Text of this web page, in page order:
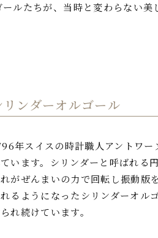
ルたちが、当時と変わらない美
リンダーオルゴール
年スイスの時計職人アントワ
います。シリンダーと呼ばれる
がぜんまいの力で回転し振動版
れるようになったシリンダーオル
れ続けています。